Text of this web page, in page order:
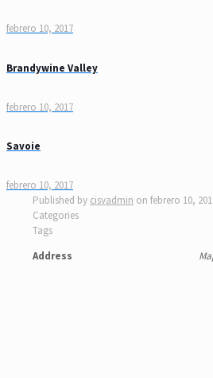
febrero 10, 2017
Brandywine Valley
febrero 10, 2017
Savoie
febrero 10, 2017
Published by cisvadmin on febrero 10,
Categories
Tags
Address